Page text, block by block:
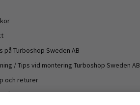
på Turboshop Sweden AB
/ Tips vid montering Turboshop Sweden AB
och returer
frågor